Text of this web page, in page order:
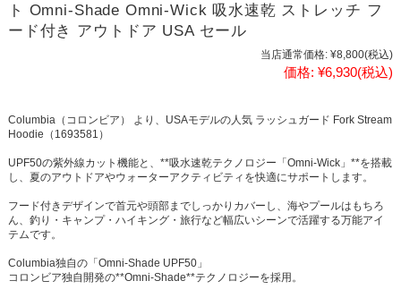
ト Omni-Shade Omni-Wick 吸水速乾 ストレッチ フ
ード付き アウトドア USA セール
当店通常価格: ¥8,800(税込)
価格: ¥6,930(税込)
Columbia（コロンビア） より、USAモデルの人気 ラッシュガード Fork Stream
Hoodie（1693581）
UPF50の紫外線カット機能と、**吸水速乾テクノロジー「Omni-Wick」**を搭載
し、夏のアウトドアやウォーターアクティビティを快適にサポートします。
フード付きデザインで首元や頭部までしっかりカバーし、海やプールはもちろ
ん、釣り・キャンプ・ハイキング・旅行など幅広いシーンで活躍する万能アイ
テムです。
Columbia独自の「Omni-Shade UPF50」
コロンビア独自開発の**Omni-Shade**テクノロジーを採用。